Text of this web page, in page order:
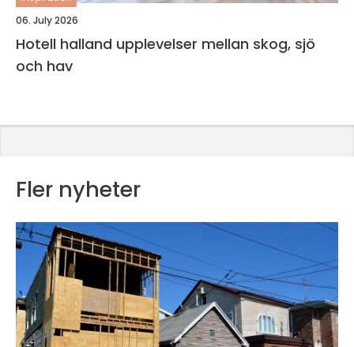
06. July 2026
Hotell halland upplevelser mellan skog, sjö
och hav
Fler nyheter